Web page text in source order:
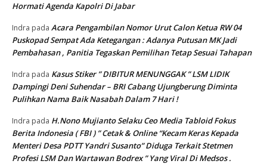
Hormati Agenda Kapolri Di Jabar
Indra pada Acara Pengambilan Nomor Urut Calon Ketua RW 04
Puskopad Sempat Ada Ketegangan : Adanya Putusan MK Jadi
Pembahasan , Panitia Tegaskan Pemilihan Tetap Sesuai Tahapan
Indra pada Kasus Stiker ” DIBITUR MENUNGGAK ” LSM LIDIK
Dampingi Deni Suhendar – BRI Cabang Ujungberung Diminta
Pulihkan Nama Baik Nasabah Dalam 7 Hari !
Indra pada H.Nono Mujianto Selaku Ceo Media Tabloid Fokus
Berita Indonesia ( FBI ) ” Cetak & Online “Kecam Keras Kepada
Menteri Desa PDTT Yandri Susanto” Diduga Terkait Stetmen
Profesi LSM Dan Wartawan Bodrex ” Yang Viral Di Medsos .